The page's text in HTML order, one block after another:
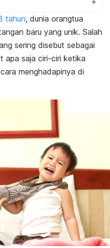
tahun, dunia orangtua
baru yang unik. Salah
sering disebut sebagai
apa saja ciri-ciri ketika
menghadapinya di